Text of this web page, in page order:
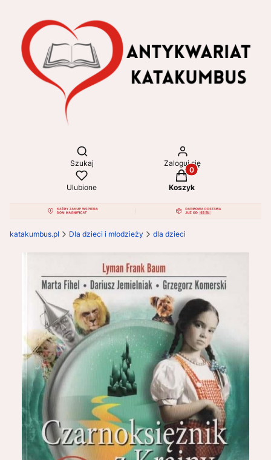
Otwórz wyszukiwarkę
Szukaj Zaloguj się
Ulubione
Produkty w koszyku:
Koszyk
katakumbus.pl Dla dzieci i młodzieży dla dzieci